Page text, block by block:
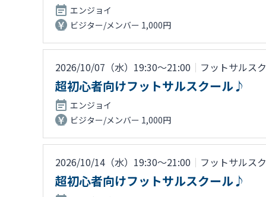
エンジョイ
ビジター/メンバー 1,000円
2026/10/07（水）19:30〜21:00 ｜ フットサルス
超初心者向けフットサルスクール♪
エンジョイ
ビジター/メンバー 1,000円
2026/10/14（水）19:30〜21:00 ｜ フットサルス
超初心者向けフットサルスクール♪